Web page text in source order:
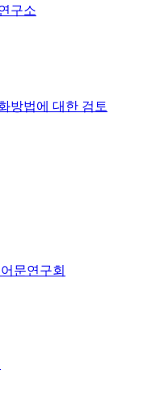
구소
방법에 대한 검토
문연구회